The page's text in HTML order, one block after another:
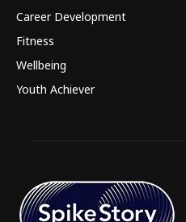
Career Development
Fitness
Wellbeing
Youth Achiever